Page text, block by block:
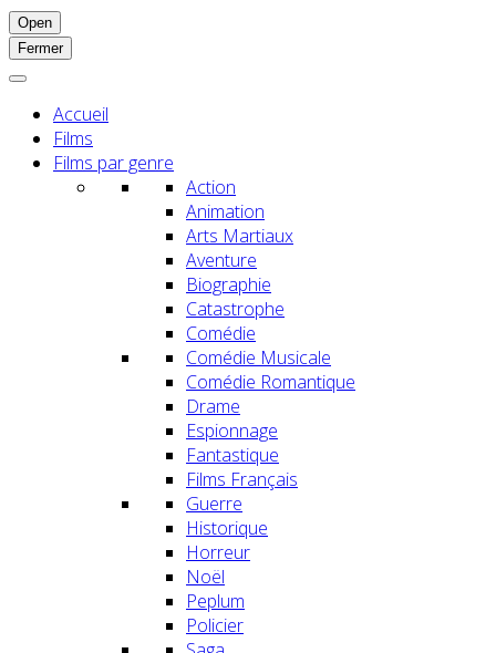
Open
Fermer
Accueil
Films
Films par genre
Action
Animation
Arts Martiaux
Aventure
Biographie
Catastrophe
Comédie
Comédie Musicale
Comédie Romantique
Drame
Espionnage
Fantastique
Films Français
Guerre
Historique
Horreur
Noël
Peplum
Policier